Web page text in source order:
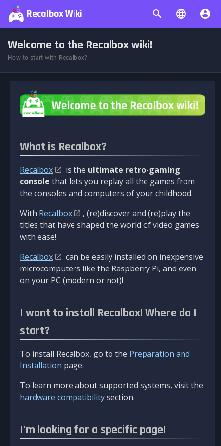
Recalbox Wiki
Welcome to the Recalbox wiki!
How to start with Recalbox?
What is Recalbox?
Recalbox is the ultimate retro-gaming
console that lets you replay all the games from
the consoles and computers of your childhood.
With Recalbox
, (re)discover and (re)play the
titles that have shaped the world of video games
with ease!
Recalbox
can be easily installed on inexpensive
microcomputers like the Raspberry Pi, and even
on your PC (modern or not)!
I want to install Recalbox! Where do I
start?
To install Recalbox, go to the Preparation and
Installation page.
To learn more about supported systems, visit the
hardware compatibilitysection.
I'm looking for a specific page!